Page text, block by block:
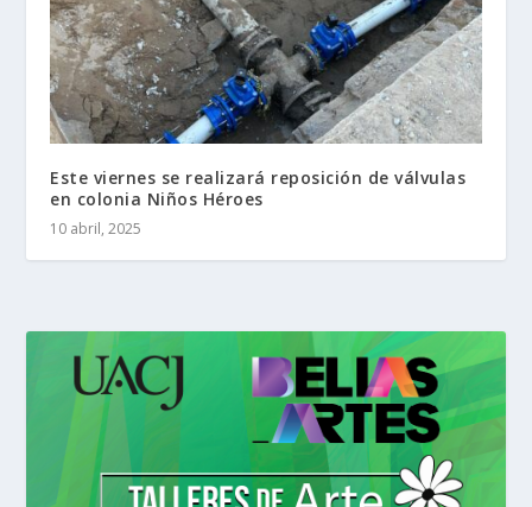
Este viernes se realizará reposición de válvulas
en colonia Niños Héroes
10 abril, 2025